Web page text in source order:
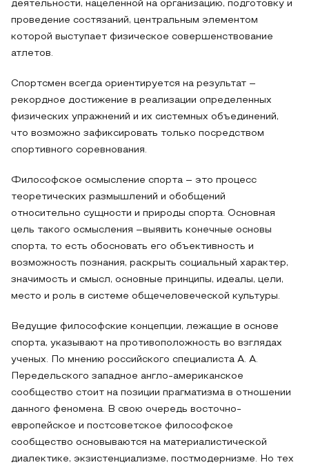
деятельности, нацеленной на организацию, подготовку и
проведение состязаний, центральным элементом
которой выступает физическое совершенствование
атлетов.
Спортсмен всегда ориентируется на результат –
рекордное достижение в реализации определенных
физических упражнений и их системных объединений,
что возможно зафиксировать только посредством
спортивного соревнования.
Философское осмысление спорта – это процесс
теоретических размышлений и обобщений
относительно сущности и природы спорта. Основная
цель такого осмысления –выявить конечные основы
спорта, то есть обосновать его объективность и
возможность познания, раскрыть социальный характер,
значимость и смысл, основные принципы, идеалы, цели,
место и роль в системе общечеловеческой культуры.
Ведущие философские концепции, лежащие в основе
спорта, указывают на противоположность во взглядах
ученых. По мнению российского специалиста А. А.
Передельского западное англо-американское
сообщество стоит на позиции прагматизма в отношении
данного феномена. В свою очередь восточно-
европейское и постсоветское философское
сообщество основываются на материалистической
диалектике, экзистенциализме, постмодернизме. Но тех